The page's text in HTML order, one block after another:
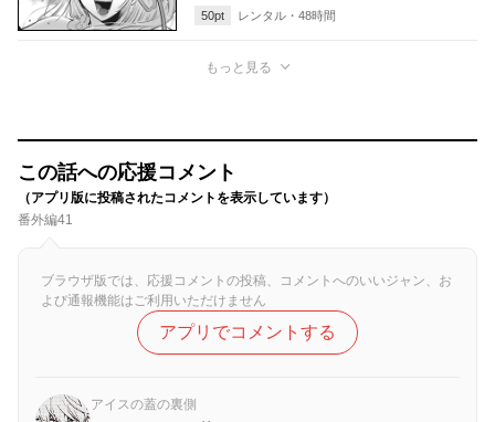
50pt レンタル・ 48時間
もっと見る
この話への応援コメント
（アプリ版に投稿されたコメントを表示しています）
番外編41
ブラウザ版では、応援コメントの投稿、コメントへのいいジャン、お
よび通報機能はご利用いただけません
アプリでコメントする
アイスの蓋の裏側